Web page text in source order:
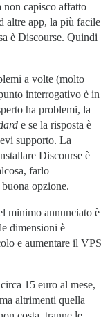
capisco affatto
altre app, la più facile
è Discourse. Quindi
a volte (molto
interrogativo è in
ha problemi, la
e se la risposta è
supporto. La
Discourse è
farlo
opzione.
minimo annunciato è
dimensioni è
e aumentare il VPS
15 euro al mese,
altrimenti quella